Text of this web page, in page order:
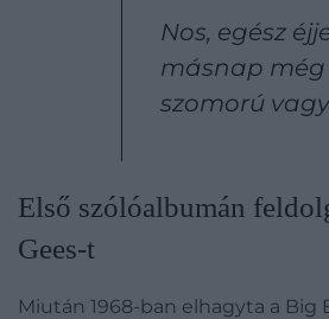
Nos, egész
másnap
szomorú
Első szólóalbumán
Gees-t
Miután 1968-ban elhagyta a Big